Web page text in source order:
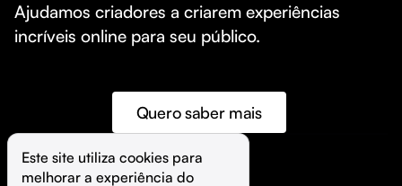
Ajudamos criadores a criarem experiências
incríveis online para seu público.
Quero saber mais
Este site utiliza cookies para
melhorar a experiência do